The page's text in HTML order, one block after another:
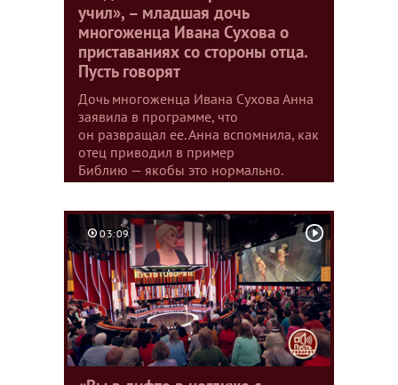
учил», – младшая дочь
многоженца Ивана Сухова о
приставаниях со стороны отца.
Пусть говорят
Дочь многоженца Ивана Сухова Анна
заявила в программе, что
он развращал ее. Анна вспомнила, как
отец приводил в пример
Библию — якобы это нормально.
03:09